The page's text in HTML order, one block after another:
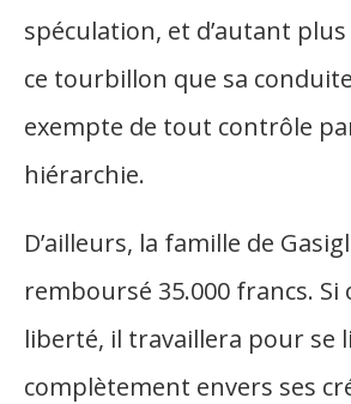
spéculation, et d’autant
ce tourbillon que sa
exempte de tout contrôle
hiérarchie.
D’ailleurs, la famille de
remboursé 35.000 francs. Si
liberté, il travaillera pour se
complètement envers ses